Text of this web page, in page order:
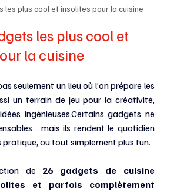
les plus cool et insolites pour la cuisine
les plus cool et
la cuisine
seulement un lieu où l’on prépare les
un terrain de jeu pour la créativité,
ingénieuses.Certains gadgets ne
mais ils rendent le quotidien
pratique, ou tout simplement plus fun.
de 26 gadgets de cuisine
et parfois complètement